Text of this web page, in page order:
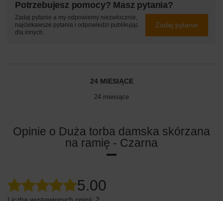
Potrzebujesz pomocy? Masz pytania?
Zadaj pytanie a my odpowiemy niezwłocznie,
najciekawsze pytania i odpowiedzi publikując
dla innych.
Zadaj pytanie
24 MIESIĄCE
24 miesiące
Opinie o Duża torba damska skórzana
na ramię - Czarna
5.00
Liczba wystawionych opinii: 2